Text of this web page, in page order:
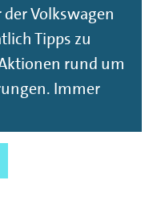
der Volkswagen
Tipps zu
rund um
Immer